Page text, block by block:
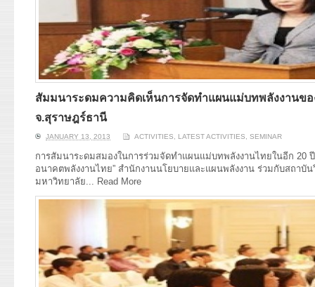
สัมมนาระดมความคิดเห็นการจัดทำแผนแม่บทพลังงานขอ
จ.สุราษฎร์ธานี
JANUARY 13, 2013 ACTIVITIES, LATEST ACTIVITIES, SEMINAR
การสัมนาระดมสมองในการร่วมจัดทำแผนแม่บทพลังงานไทยในอีก 20 ปี
อนาคตพลังงานไทย” สำนักงานนโยบายและแผนพลังงาน ร่วมกับสถาบั
มหาวิทยาลัย... Read More